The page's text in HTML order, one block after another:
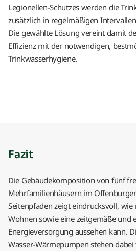
Legionellen-Schutzes werden die
zusätzlich in regelmäßigen
Die gewählte Lösung vereint damit
Effizienz mit der notwendigen,
Trinkwasserhygiene.
Fazit
Die Gebäudekomposition von fünf
Mehrfamilienhäusern im
Seitenpfaden zeigt eindrucksvoll,
Wohnen sowie eine zeitgemäße und
Energieversorgung aussehen kann.
Wasser-Wärmepumpen stehen